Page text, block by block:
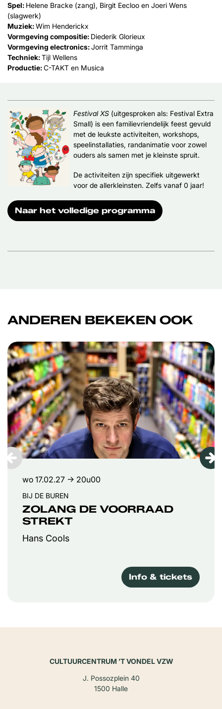
Spel: Helene Bracke (zang), Birgit Eecloo en Joeri Wens
(slagwerk)
Muziek:Wim Henderickx
Vormgeving compositie: Diederik Glorieux
Vormgeving electronics:Jorrit Tamminga
Techniek:Tijl Wellens
Productie:C-TAKT en Musica
Festival XS(uitgesproken als: Festival Extra
Small) is een familievriendelijk feest gevuld
met de leukste activiteiten, workshops,
speelinstallaties, randanimatie voor zowel
ouders als samen met je kleinste spruit.
De activiteiten zijn specifiek uitgewerkt
voor de allerkleinsten. Zelfs vanaf 0 jaar!
Naar het volledige programma
ANDEREN BEKEKEN OOK
Overslaan
ZOLANG DE VOORRAAD
STREKT
Hans Cools
BIJ DE BUREN
wo 17.02.27 → 20u00
Info & tickets
CULTUURCENTRUM ’T VONDEL VZW
J. Possozplein 40
1500 Halle